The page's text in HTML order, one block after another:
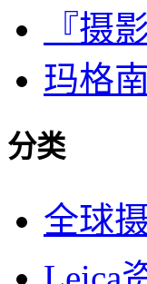
『摄
玛格
分类
全球